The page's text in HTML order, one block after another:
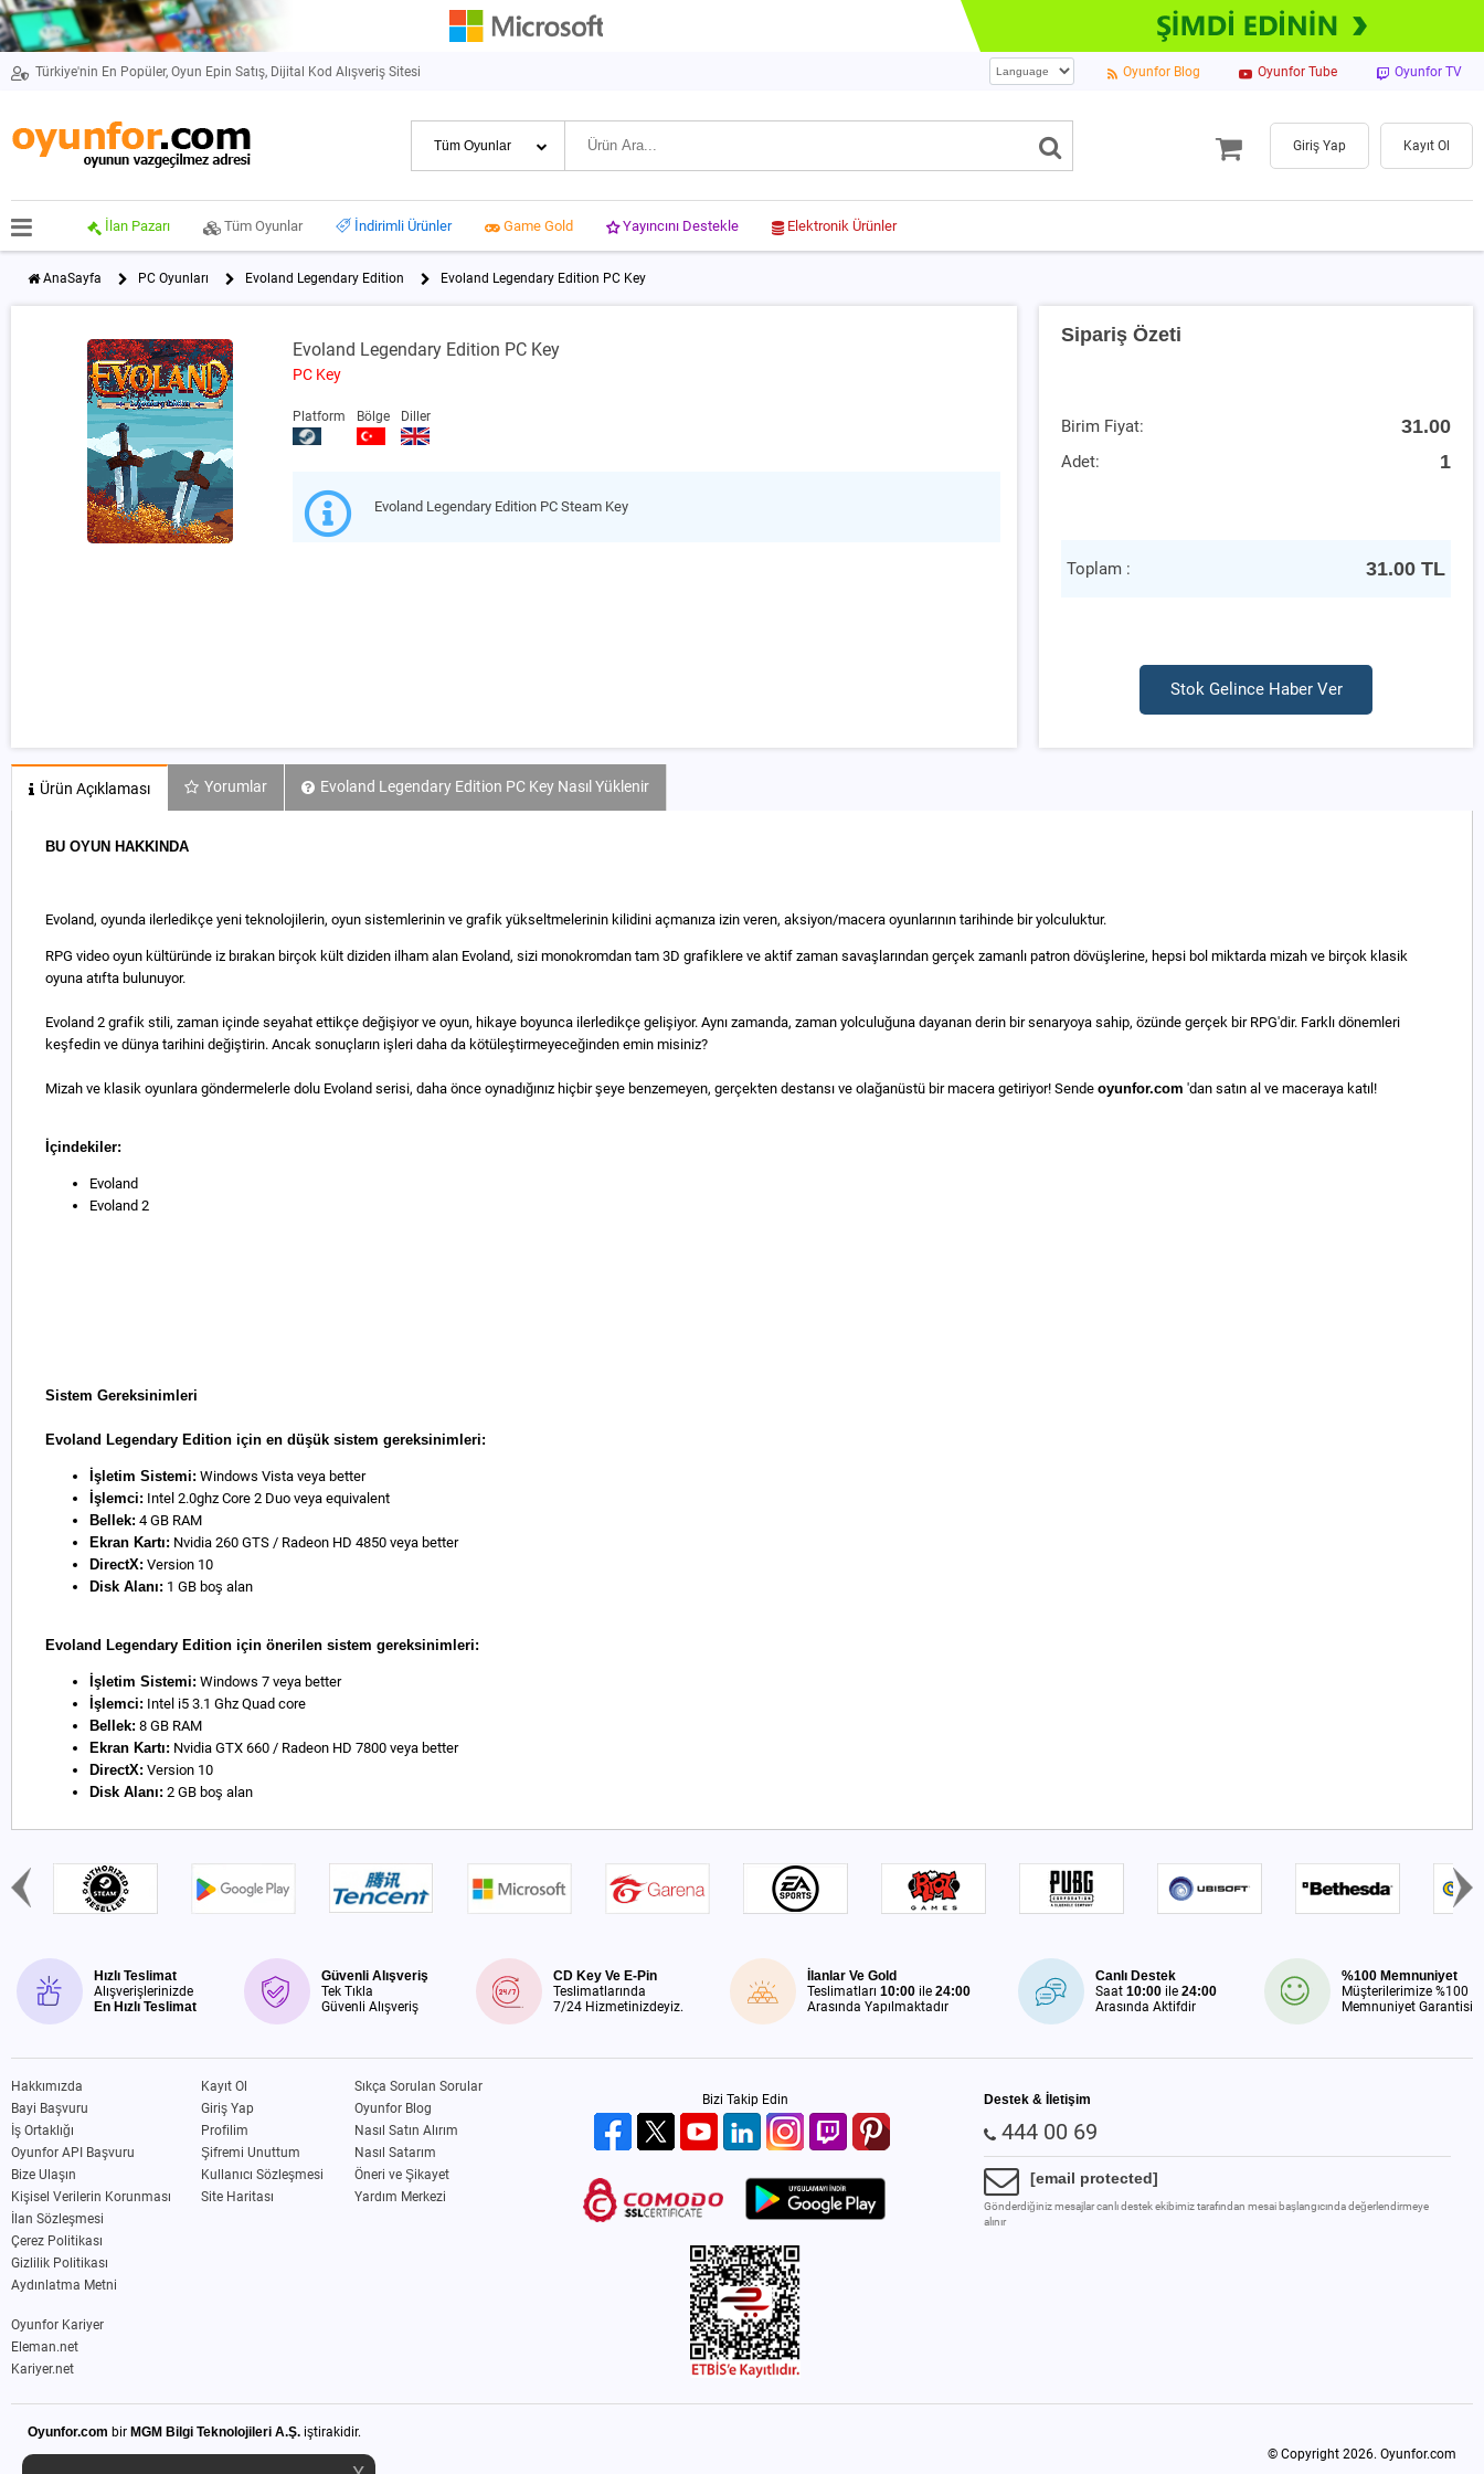
Türkiye'nin En Popüler, Oyun Epin Satış, Dijital Kod Alışveriş Sitesi Oyunfor Blog Oyunfor Tube Oyunfor TV
Giriş Yap Kayıt Ol
İlan Pazarı Tüm Oyunlar İndirimli Ürünler Game Gold Yayıncını Destekle Elektronik Ürünler
AnaSayfa PC Oyunları Evoland Legendary Edition Evoland Legendary Edition PC Key
Evoland Legendary Edition PC Key
PC Key
Platform Bölge Diller
Evoland Legendary Edition PC Steam Key
Sipariş Özeti
Birim Fiyat: 31.00
Adet: 1
Toplam : 31.00 TL
Stok Gelince Haber Ver
Ürün Açıklaması Yorumlar Evoland Legendary Edition PC Key Nasıl Yüklenir
BU OYUN HAKKINDA
Evoland, oyunda ilerledikçe yeni teknolojilerin, oyun sistemlerinin ve grafik yükseltmelerinin kilidini açmanıza izin veren, aksiyon/macera oyunlarının tarihinde bir yolculuktur.
RPG video oyun kültüründe iz bırakan birçok kült diziden ilham alan Evoland, sizi monokromdan tam 3D grafiklere ve aktif zaman savaşlarından gerçek zamanlı patron dövüşlerine, hepsi bol miktarda mizah ve birçok klasik
oyuna atıfta bulunuyor.
Evoland 2 grafik stili, zaman içinde seyahat ettikçe değişiyor ve oyun, hikaye boyunca ilerledikçe gelişiyor. Aynı zamanda, zaman yolculuğuna dayanan derin bir senaryoya sahip, özünde gerçek bir RPG'dir. Farklı dönemleri
keşfedin ve dünya tarihini değiştirin. Ancak sonuçların işleri daha da kötüleştirmeyeceğinden emin misiniz?
Mizah ve klasik oyunlara göndermelerle dolu Evoland serisi, daha önce oynadığınız hiçbir şeye benzemeyen, gerçekten destansı ve olağanüstü bir macera getiriyor! Sende oyunfor.com 'dan satın al ve maceraya katıl!
İçindekiler:
Evoland
Evoland 2
Sistem Gereksinimleri
Evoland Legendary Edition için en düşük sistem gereksinimleri:
İşletim Sistemi: Windows Vista veya better
İşlemci: Intel 2.0ghz Core 2 Duo veya equivalent
Bellek: 4 GB RAM
Ekran Kartı: Nvidia 260 GTS / Radeon HD 4850 veya better
DirectX: Version 10
Disk Alanı: 1 GB boş alan
Evoland Legendary Edition için önerilen sistem gereksinimleri:
İşletim Sistemi: Windows 7 veya better
İşlemci: Intel i5 3.1 Ghz Quad core
Bellek: 8 GB RAM
Ekran Kartı: Nvidia GTX 660 / Radeon HD 7800 veya better
DirectX: Version 10
Disk Alanı: 2 GB boş alan
Hızlı Teslimat
Alışverişlerinizde
En Hızlı Teslimat
Güvenli Alışveriş
Tek Tıkla
Güvenli Alışveriş
CD Key Ve E-Pin
Teslimatlarında
7/24 Hizmetinizdeyiz.
İlanlar Ve Gold
Teslimatları10:00 ile24:00
Arasında Yapılmaktadır
Canlı Destek
Saat10:00 ile24:00
Arasında Aktifdir
%100 Memnuniyet
Müşterilerimize %100
Memnuniyet Garantisi
Hakkımızda
Bayi Başvuru
İş Ortaklığı
Oyunfor API Başvuru
Bize Ulaşın
Kişisel Verilerin Korunması
İlan Sözleşmesi
Çerez Politikası
Gizlilik Politikası
Aydınlatma Metni
Kayıt Ol
Giriş Yap
Profilim
Şifremi Unuttum
Kullanıcı Sözleşmesi
Site Haritası
Sıkça Sorulan Sorular
Oyunfor Blog
Nasıl Satın Alırım
Nasıl Satarım
Öneri ve Şikayet
Yardım Merkezi
Oyunfor Kariyer
Eleman.net
Kariyer.net
Bizi Takip Edin Destek & İletişim
444 00 69
[email protected]
Gönderdiğiniz mesajlar canlı destek ekibimiz tarafından mesai başlangıcında değerlendirmeye
alınır
Oyunfor.com bir MGM Bilgi Teknolojileri A.Ş. iştirakidir.
© Copyright 2026. Oyunfor.com